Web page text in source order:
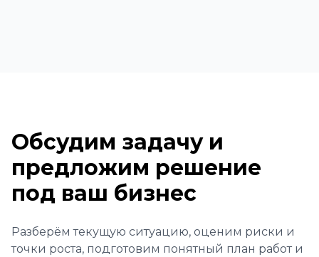
Обсудим задачу и
предложим решение
под ваш бизнес
Разберём текущую ситуацию, оценим риски и
точки роста, подготовим понятный план работ и